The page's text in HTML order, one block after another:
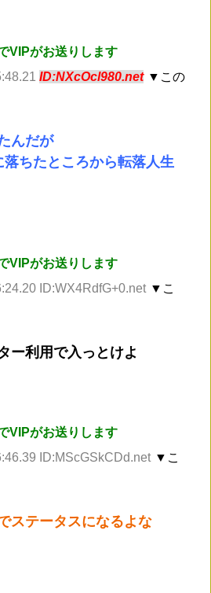
VIPがお送りします
ID:NXcOcl980.net ▼この
んだが
ちたところから転落人生
VIPがお送りします
ID:WX4RdfG+0.net ▼こ
ー利用で入っとけよ
VIPがお送りします
ID:MScGSkCDd.net ▼こ
ステータスになるよな